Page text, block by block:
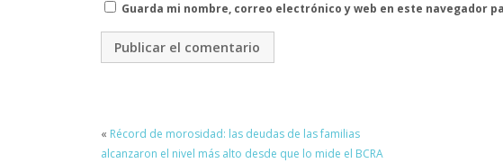
Guarda mi nombre, correo electrónico y web en este navegador
« Récord de morosidad: las deudas de las familias
alcanzaron el nivel más alto desde que lo mide el BCRA